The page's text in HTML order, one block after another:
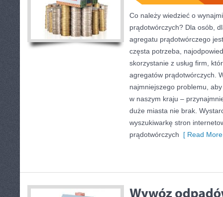
Co należy wiedzieć o
prądotwórczych? Dla osób,
agregatu prądotwórczego
częsta potrzeba,
skorzystanie z usług firm,
agregatów prądotwórczych.
najmniejszego problemu,
w naszym kraju –
duże miasta nie brak.
wyszukiwarkę stron
prądotwórczych [ Read